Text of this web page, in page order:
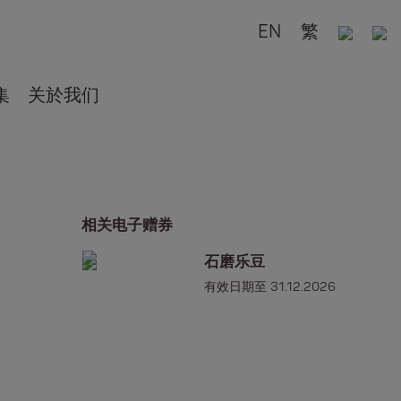
EN 繁
关於我们
相关电子赠券
石磨乐豆
有效日期至 31.12.2026